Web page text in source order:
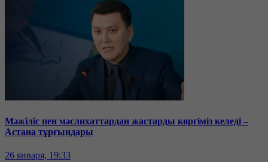
Мәжіліс пен мәслихаттардан жастарды көргіміз келеді –
Астана тұрғындары
26 января, 19:33